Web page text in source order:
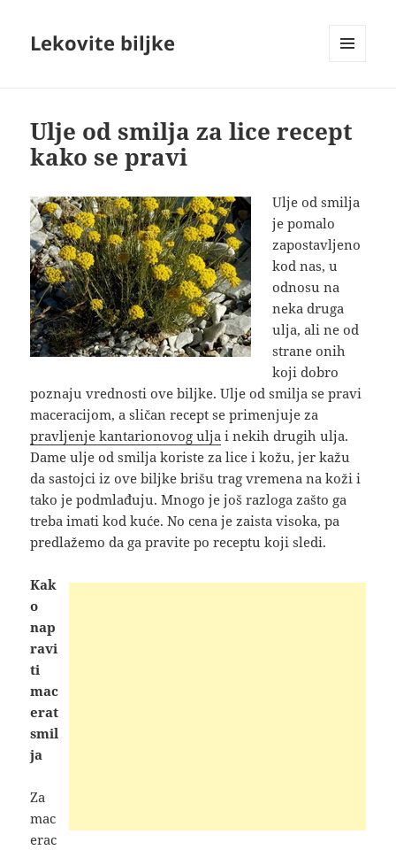
Lekovite biljke
Ulje od smilja za lice recept
kako se pravi
Ulje od smilja
je pomalo
zapostavljeno
kod nas, u
odnosu na
neka druga
ulja, ali ne od
strane onih
koji dobro
poznaju vrednosti ove biljke. Ulje od smilja se pravi
maceracijom, a sličan recept se primenjuje za
pravljenje kantarionovog ulja i nekih drugih ulja.
Dame ulje od smilja koriste za lice i kožu, jer kažu
da sastojci iz ove biljke brišu trag vremena na koži i
tako je podmlađuju. Mnogo je još razloga zašto ga
treba imati kod kuće. No cena je zaista visoka, pa
predlažemo da ga pravite po receptu koji sledi.
Kak
o
nap
ravi
ti
mac
erat
smil
ja
Za
mac
erac